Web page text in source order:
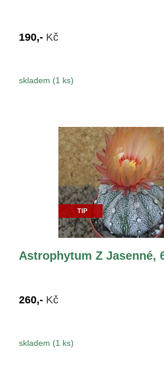
190,- Kč
skladem (1 ks)
TIP
Astrophytum Z Jasenné,
260,- Kč
skladem (1 ks)